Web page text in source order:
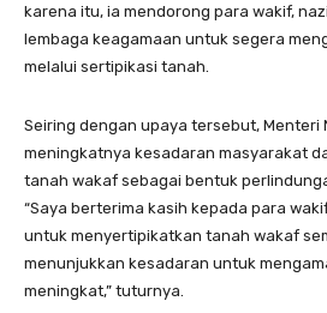
karena itu, ia mendorong para wakif,
lembaga keagamaan untuk segera
melalui sertipikasi tanah.
Seiring dengan upaya tersebut, Menteri
meningkatnya kesadaran masyarakat
tanah wakaf sebagai bentuk
“Saya berterima kasih kepada para
untuk menyertipikatkan tanah wakaf
menunjukkan kesadaran untuk
meningkat,” tuturnya.